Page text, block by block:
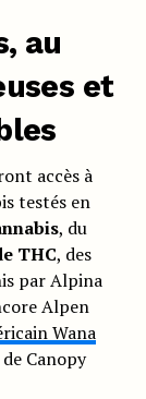
au
et
accès à
testés en
, du
THC, des
par Alpina
Alpen
Wana
Canopy